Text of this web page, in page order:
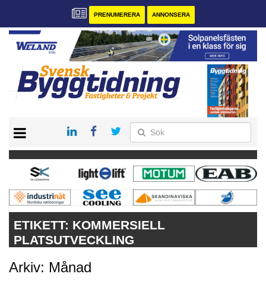
PRENUMERERA ANNONSERA
PRENUMERERA
VÅRA ANDRA MAGASIN
ANNONSERA
KONTAKT
ETIKETT: KOMMERSIELL
PLATSUTVECKLING
Arkiv: Månad